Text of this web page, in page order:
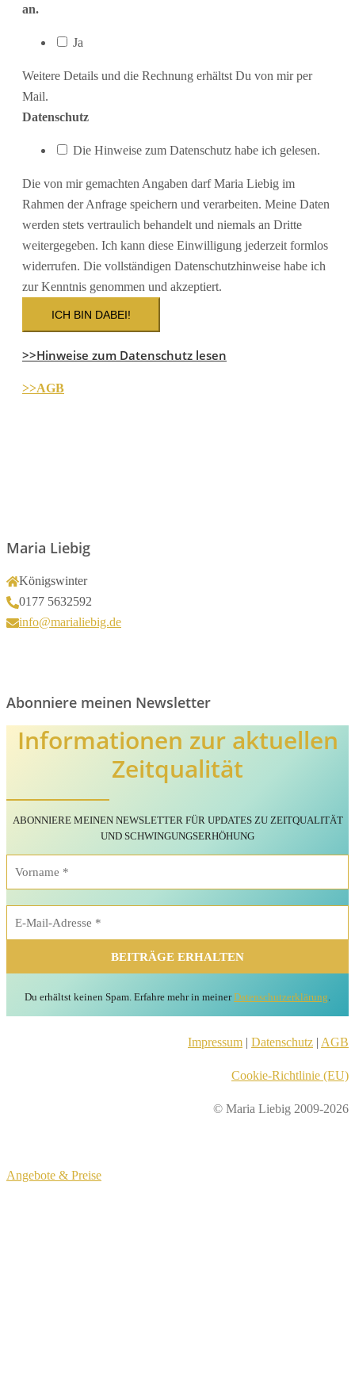
an.
Ja
Weitere Details und die Rechnung erhältst Du von mir per
Mail.
Datenschutz
Die Hinweise zum Datenschutz habe ich gelesen.
Die von mir gemachten Angaben darf Maria Liebig im
Rahmen der Anfrage speichern und verarbeiten. Meine Daten
werden stets vertraulich behandelt und niemals an Dritte
weitergegeben. Ich kann diese Einwilligung jederzeit formlos
widerrufen. Die vollständigen Datenschutzhinweise habe ich
zur Kenntnis genommen und akzeptiert.
ICH BIN DABEI!
>>Hinweise zum Datenschutz lesen
>>AGB
Maria Liebig
Königswinter
0177 5632592
info@marialiebig.de
Abonniere meinen Newsletter
Informationen zur aktuellen
Zeitqualität
ABONNIERE MEINEN NEWSLETTER FÜR UPDATESZU ZEITQUALITÄT
UND SCHWINGUNGSERHÖHUNG
Du erhältst keinen Spam. Erfahre mehr in meinerDatenschutzerklärung.
Impressum | Datenschutz | AGB
Cookie-Richtlinie (EU)
© Maria Liebig 2009-2026
Angebote & Preise